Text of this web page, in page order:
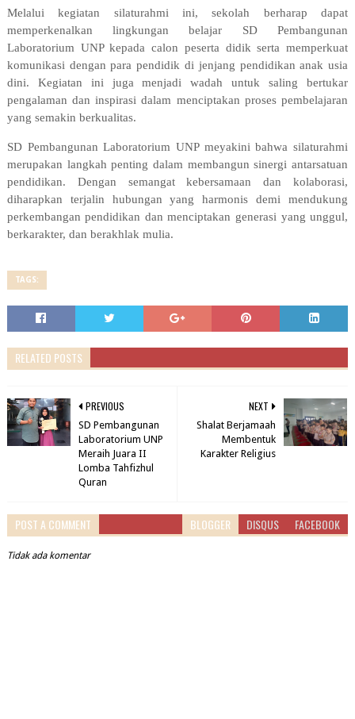
Melalui kegiatan silaturahmi ini, sekolah berharap dapat
memperkenalkan lingkungan belajar SD Pembangunan
Laboratorium UNP kepada calon peserta didik serta memperkuat
komunikasi dengan para pendidik di jenjang pendidikan anak usia
dini. Kegiatan ini juga menjadi wadah untuk saling bertukar
pengalaman dan inspirasi dalam menciptakan proses pembelajaran
yang semakin berkualitas.
SD Pembangunan Laboratorium UNP meyakini bahwa silaturahmi
merupakan langkah penting dalam membangun sinergi antarsatuan
pendidikan. Dengan semangat kebersamaan dan kolaborasi,
diharapkan terjalin hubungan yang harmonis demi mendukung
perkembangan pendidikan dan menciptakan generasi yang unggul,
berkarakter, dan berakhlak mulia.
TAGS:
RELATED POSTS
NEXT
Shalat Berjamaah
Membentuk
Karakter Religius
PREVIOUS
SD Pembangunan
Laboratorium UNP
Meraih Juara II
Lomba Tahfizhul
Quran
POST A COMMENT BLOGGER DISQUS FACEBOOK
Tidak ada komentar